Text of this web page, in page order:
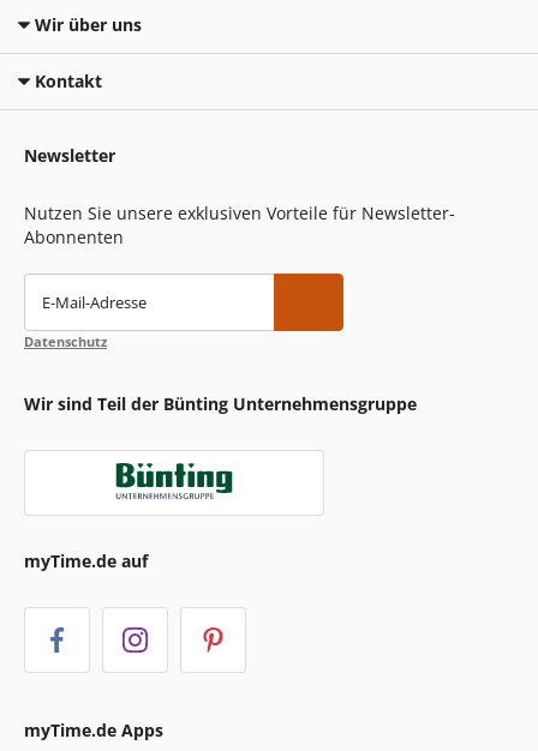
Wir über uns
Kontakt
Newsletter
Nutzen Sie unsere exklusiven Vorteile für Newsletter-
Abonnenten
E-Mail-Adresse
Datenschutz
Wir sind Teil der Bünting Unternehmensgruppe
myTime.de auf
myTime.de Apps